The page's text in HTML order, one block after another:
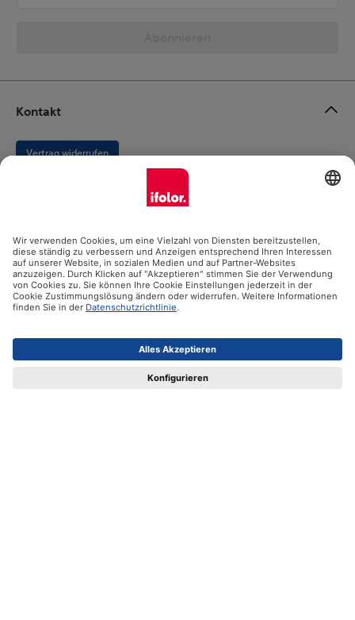
Kontakt
Vertrag widerrufen
Unsere Produkte
Hilfe